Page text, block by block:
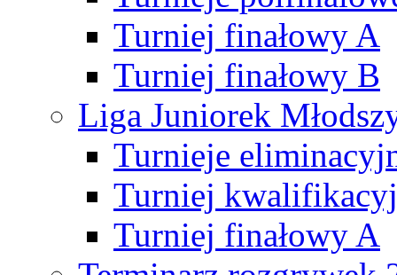
Turniej finałowy A
Turniej finałowy B
Liga Juniorek
Turnieje
Turniej
Turniej finałowy A